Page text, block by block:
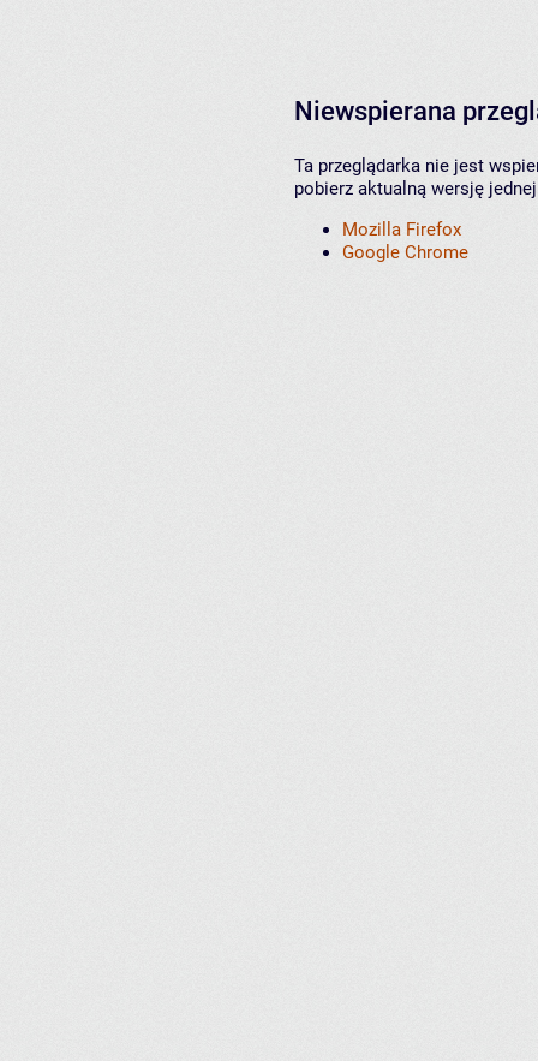
Niewspierana
Ta przeglądarka nie jest
pobierz aktualną wersję
Mozilla Firefox
Google Chrome